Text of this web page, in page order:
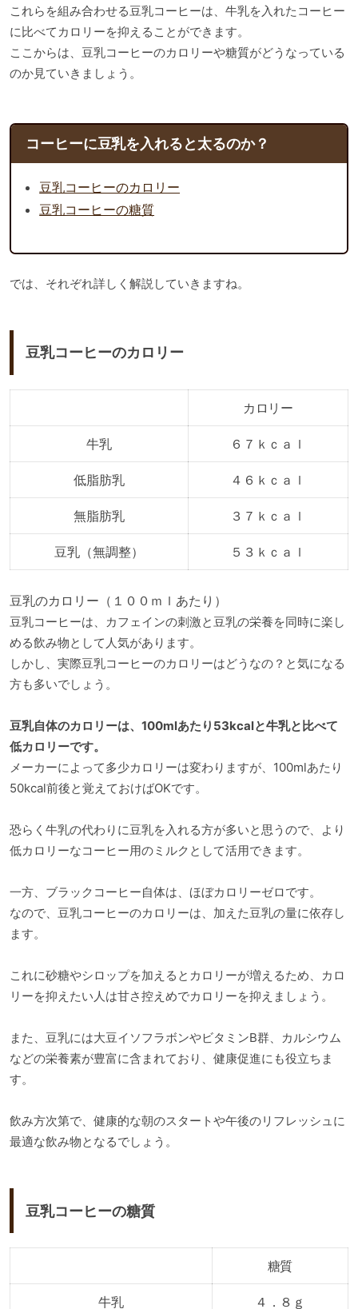
これらを組み合わせる豆乳コーヒーは、牛乳を入れたコーヒー
に比べてカロリーを抑えることができます。
ここからは、豆乳コーヒーのカロリーや糖質がどうなっている
のか見ていきましょう。
コーヒーに豆乳を入れると太るのか？
豆乳コーヒーのカロリー
豆乳コーヒーの糖質
では、それぞれ詳しく解説していきますね。
豆乳コーヒーのカロリー
カロリー
牛乳 ６７ｋｃａｌ
低脂肪乳 ４６ｋｃａｌ
無脂肪乳 ３７ｋｃａｌ
豆乳（無調整） ５３ｋｃａｌ
豆乳のカロリー（１００ｍｌあたり）
豆乳コーヒーは、カフェインの刺激と豆乳の栄養を同時に楽し
める飲み物として人気があります。
しかし、実際豆乳コーヒーのカロリーはどうなの？と気になる
方も多いでしょう。
豆乳自体のカロリーは、100mlあたり53kcalと牛乳と比べて
低カロリーです。
メーカーによって多少カロリーは変わりますが、100mlあたり
50kcal前後と覚えておけばOKです。
恐らく牛乳の代わりに豆乳を入れる方が多いと思うので、より
低カロリーなコーヒー用のミルクとして活用できます。
一方、ブラックコーヒー自体は、ほぼカロリーゼロです。
なので、豆乳コーヒーのカロリーは、加えた豆乳の量に依存し
ます。
これに砂糖やシロップを加えるとカロリーが増えるため、カロ
リーを抑えたい人は甘さ控えめでカロリーを抑えましょう。
また、豆乳には大豆イソフラボンやビタミンB群、カルシウム
などの栄養素が豊富に含まれており、健康促進にも役立ちま
す。
飲み方次第で、健康的な朝のスタートや午後のリフレッシュに
最適な飲み物となるでしょう。
豆乳コーヒーの糖質
糖質
牛乳 ４．８ｇ